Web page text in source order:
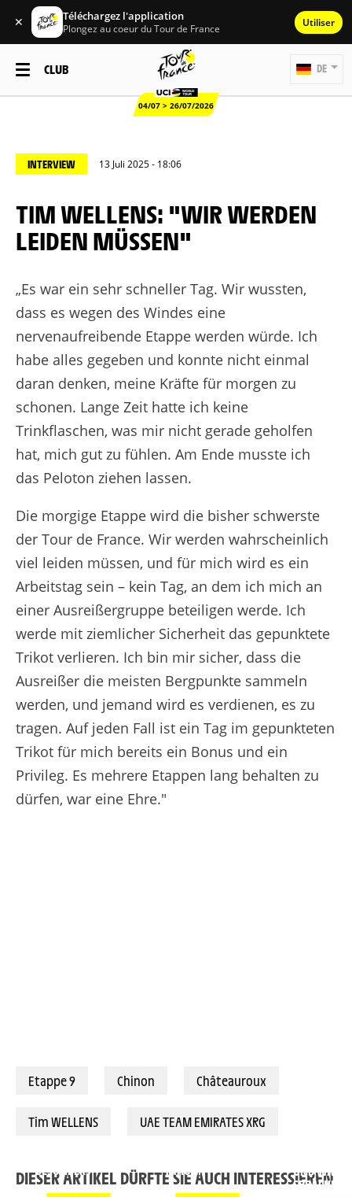
✕ Téléchargez l'application
Plongez au coeur du Tour de France Utiliser
CLUB
04/07 > 26/07/2026
DE
INTERVIEW 13 Juli 2025 - 18:06
TIM WELLENS: "WIR WERDEN
LEIDEN MÜSSEN"
„Es war ein sehr schneller Tag. Wir wussten,
dass es wegen des Windes eine
nervenaufreibende Etappe werden würde. Ich
habe alles gegeben und konnte nicht einmal
daran denken, meine Kräfte für morgen zu
schonen. Lange Zeit hatte ich keine
Trinkflaschen, was mir nicht gerade geholfen
hat, mich gut zu fühlen. Am Ende musste ich
das Peloton ziehen lassen.
Die morgige Etappe wird die bisher schwerste
der Tour de France. Wir werden wahrscheinlich
viel leiden müssen, und für mich wird es ein
Arbeitstag sein – kein Tag, an dem ich mich an
einer Ausreißergruppe beteiligen werde. Ich
werde mit ziemlicher Sicherheit das gepunktete
Trikot verlieren. Ich bin mir sicher, dass die
Ausreißer die meisten Bergpunkte sammeln
werden, und jemand wird es verdienen, es zu
tragen. Auf jeden Fall ist ein Tag im gepunkteten
Trikot für mich bereits ein Bonus und ein
Privileg. Es mehrere Etappen lang behalten zu
dürfen, war eine Ehre."
Etappe 9 Chinon Châteauroux
Tim WELLENS UAE TEAM EMIRATES XRG
DIESER ARTIKEL DÜRFTE SIE AUCH INTERESSIEREN
BESONDERS"
TRAUM"
UND WAR